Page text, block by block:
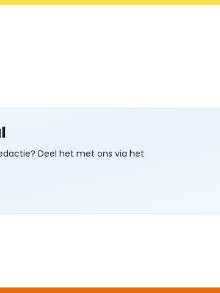
Deel het met ons via het